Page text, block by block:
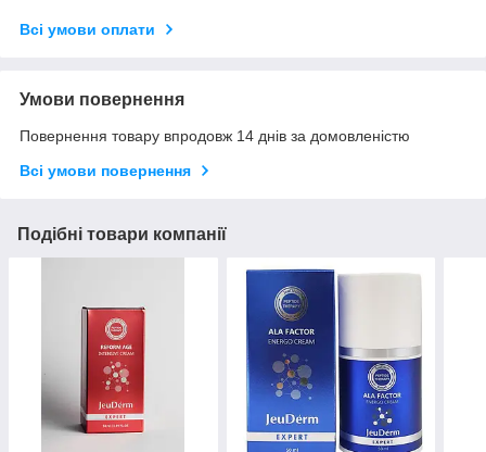
Всі умови оплати
Умови повернення
Повернення товару впродовж 14 днів за домовленістю
Всі умови повернення
Подібні товари компанії